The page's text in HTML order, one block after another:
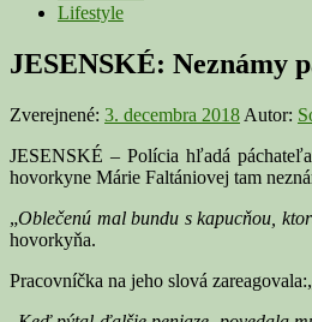
Lifestyle
JESENSKÉ: Neznámy
Zverejnené: 3. decembra 2018 Autor:
JESENSKÉ – Polícia hľadá
hovorkyne Márie Faltániovej tam
„Oblečenú mal bundu s kapucňou,
hovorkyňa.
Pracovníčka na jeho slová